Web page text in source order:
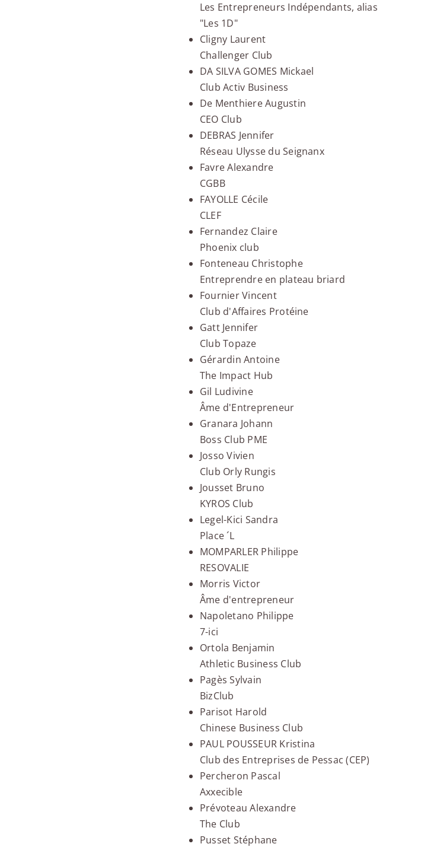
Les Entrepreneurs Indépendants, alias
"Les 1D"
Cligny Laurent
Challenger Club
DA SILVA GOMES Mickael
Club Activ Business
De Menthiere Augustin
CEO Club
DEBRAS Jennifer
Réseau Ulysse du Seignanx
Favre Alexandre
CGBB
FAYOLLE Cécile
CLEF
Fernandez Claire
Phoenix club
Fonteneau Christophe
Entreprendre en plateau briard
Fournier Vincent
Club d'Affaires Protéine
Gatt Jennifer
Club Topaze
Gérardin Antoine
The Impact Hub
Gil Ludivine
Âme d'Entrepreneur
Granara Johann
Boss Club PME
Josso Vivien
Club Orly Rungis
Jousset Bruno
KYROS Club
Legel-Kici Sandra
Place ´L
MOMPARLER Philippe
RESOVALIE
Morris Victor
Âme d'entrepreneur
Napoletano Philippe
7-ici
Ortola Benjamin
Athletic Business Club
Pagès Sylvain
BizClub
Parisot Harold
Chinese Business Club
PAUL POUSSEUR Kristina
Club des Entreprises de Pessac (CEP)
Percheron Pascal
Axxecible
Prévoteau Alexandre
The Club
Pusset Stéphane